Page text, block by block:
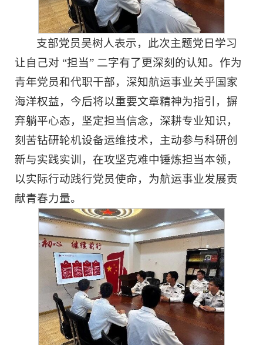
支部党员吴树人表示，此次主题党日学习
让自己对 “担当” 二字有了更深刻的认知。作为
青年党员和代职干部，深知航运事业关乎国家
海洋权益，今后将以重要文章精神为指引，摒
弃躺平心态，坚定担当信念，深耕专业知识，
刻苦钻研轮机设备运维技术，主动参与科研创
新与实践实训，在攻坚克难中锤炼担当本领，
以实际行动践行党员使命，为航运事业发展贡
献青春力量。